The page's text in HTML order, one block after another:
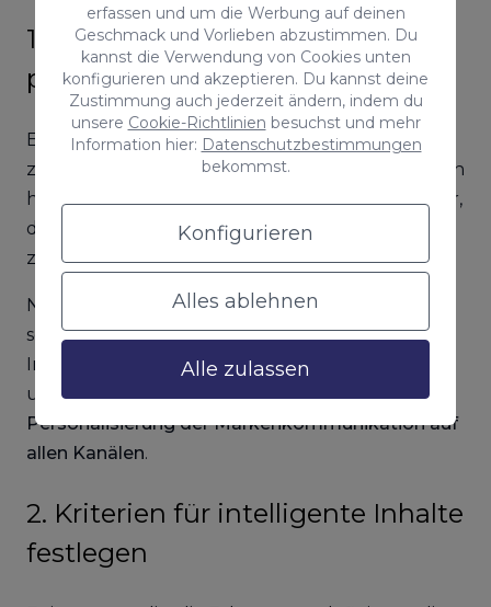
erfassen und um die Werbung auf deinen
Geschmack und Vorlieben abzustimmen. Du
kannst die Verwendung von Cookies unten
konfigurieren und akzeptieren. Du kannst deine
Zustimmung auch jederzeit ändern, indem du
unsere Cookie-Richtlinien besuchst und mehr
Information hier: Datenschutzbestimmungen
bekommst.
Konfigurieren
Alles ablehnen
Alle zulassen
1. Das Publikum kennen und
personalisieren
Es ist wichtig, die Zielgruppe zu erforschen und
zu versuchen, ihre Interessen und Suchabsichten
herauszufinden, sowie die Keywords oder Wörter,
die sie verwenden, um eine bestimmte Website
zu erreichen, unter anderem.
Nur so ist es möglich, nach Gruppen zu
segmentieren, um der Zielgruppe interessante
Inhalte anbieten zu können, die sie ansprechen
und begeistern. Und wie? Durch die
Personalisierung der Markenkommunikation auf
allen Kanälen.
2. Kriterien für intelligente Inhalte
festlegen